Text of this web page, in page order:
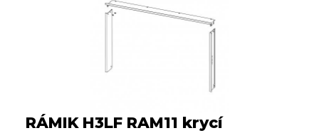
RÁMIK H3LF RAM11 krycí